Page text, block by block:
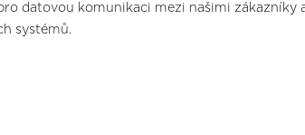
datovou komunikaci mezi našimi zákazníky
systémů.